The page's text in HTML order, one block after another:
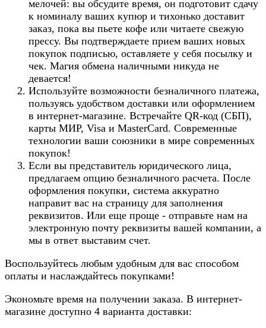
мелочей: вы обсудите время, он подготовит сдачу
к номиналу ваших купюр и тихонько доставит
заказ, пока вы пьете кофе или читаете свежую
прессу. Вы подтверждаете прием ваших новых
покупок подписью, оставляете у себя посылку и
чек. Магия обмена наличными никуда не
девается!
Используйте возможности безналичного платежа,
пользуясь удобством доставки или оформлением
в интернет-магазине. Встречайте QR-код (СБП),
карты МИР, Visa и MasterCard. Современные
технологии ваши союзники в мире современных
покупок!
Если вы представитель юридического лица,
предлагаем опцию безналичного расчета. После
оформления покупки, система аккуратно
направит вас на страницу для заполнения
реквизитов. Или еще проще - отправьте нам на
электронную почту реквизиты вашей компании, а
мы в ответ выставим счет.
Воспользуйтесь любым удобным для вас способом
оплаты и наслаждайтесь покупками!
Экономьте время на получении заказа. В интернет-
магазине доступно 4 варианта доставки: